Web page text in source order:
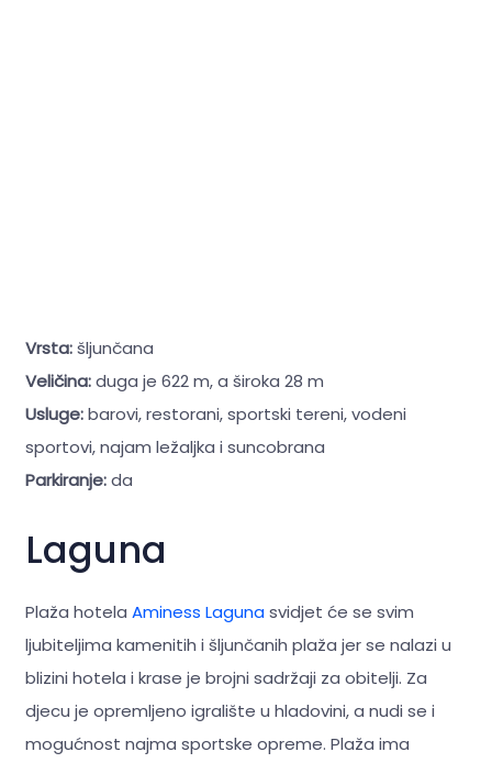
Vrsta:šljunčana
Veličina:duga je 622 m, a široka 28 m
Usluge:barovi, restorani, sportski tereni, vodeni
sportovi, najam ležaljka i suncobrana
Parkiranje:da
Laguna
Plaža hotela Aminess Lagunasvidjet će se svim
ljubiteljima kamenitih i šljunčanih plaža jer se nalazi u
blizini hotela i krase je brojni sadržaji za obitelji. Za
djecu je opremljeno igralište u hladovini, a nudi se i
mogućnost najma sportske opreme. Plaža ima